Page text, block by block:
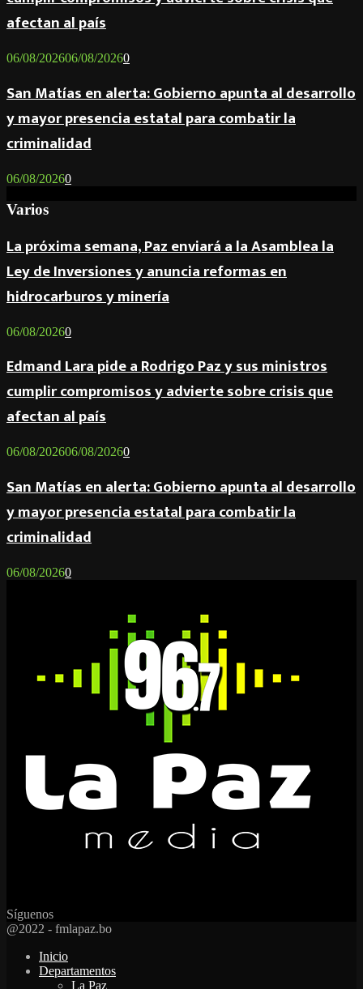
afectan al país
06/08/202606/08/20260
San Matías en alerta: Gobierno apunta al desarrollo
y mayor presencia estatal para combatir la
criminalidad
06/08/20260
Varios
La próxima semana, Paz enviará a la Asamblea la
Ley de Inversiones y anuncia reformas en
hidrocarburos y minería
06/08/20260
Edmand Lara pide a Rodrigo Paz y sus ministros
cumplir compromisos y advierte sobre crisis que
afectan al país
06/08/202606/08/20260
San Matías en alerta: Gobierno apunta al desarrollo
y mayor presencia estatal para combatir la
criminalidad
06/08/20260
Síguenos
Facebook
Twitter
Instagram
Youtube
Email
Twitch
Whatsapp
@2022 - fmlapaz.bo
Inicio
Departamentos
La Paz